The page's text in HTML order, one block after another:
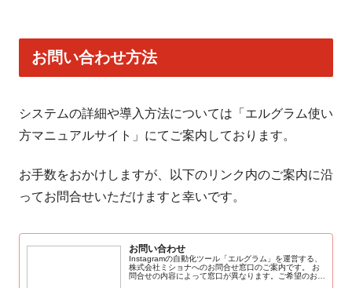
お問い合わせ方法
システムの詳細や導入方法については「エルグラム使い
方マニュアルサイト」にてご案内しております。
お手数をおかけしますが、以下のリンク内のご案内に沿
ってお問合せいただけますと幸いです。
お問い合わせ
Instagramの自動化ツール「エルグラム」を運営する、
株式会社ミショナへのお問合せ窓口のご案内です。 お
問合せの内容によって窓口が異なります。ご希望のお問